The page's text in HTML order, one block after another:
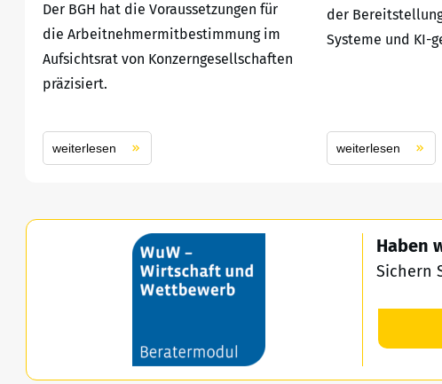
Der BGH hat die Voraussetzungen für
die Arbeitnehmermitbestimmung im
Aufsichtsrat von Konzerngesellschaften
präzisiert.
weiterlesen
der
Systeme und KI-
weiterlesen
Haben
Sichern